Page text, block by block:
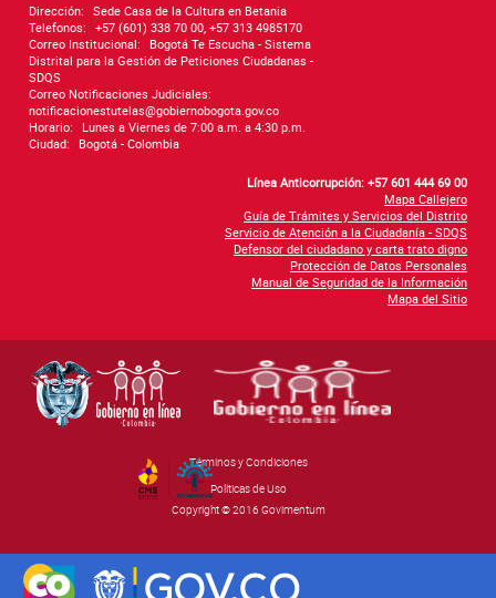
Dirección: Sede Casa de la Cultura en Betania
Telefonos: +57 (601) 338 70 00, +57 313 4985170
Correo Institucional:
Bogotá Te Escucha - Sistema
Distrital para la Gestión de Peticiones Ciudadanas -
SDQS
Correo Notificaciones Judiciales:
notificacionestutelas@gobiernobogota.gov.co
Horario:
Lunes a Viernes de 7:00 a.m. a 4:30 p.m.
Ciudad:
Bogotá - Colombia
Línea Anticorrupción: +57 601 444 69 00
Mapa Callejero
Guía de Trámites y Servicios del Distrito
Servicio de Atención a la Ciudadanía - SDQS
Defensor del ciudadano y carta trato digno
Protección de Datos Personales
Manual de Seguridad de la Información
Mapa del Sitio
Términos y Condiciones
Políticas de Uso
Copyright © 2016 Govimentum
By Govimentum